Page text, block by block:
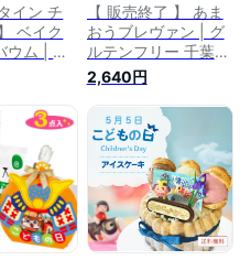
イン チ
ベイク
ウム | 米
ムクー
の日 千
100％ お
寄せスイ
クーヘン
フト 焼
ズ ベイ
プレゼン
誕生日ケ
【 販売終了 】 あま
おうブレヴァン | グ
ルテンフリー 千葉県
米粉 バウムクーヘン
高級 あまおう いち
ご バームクーヘン
スイーツ かわいい
苺 お菓子 お取り寄
せスイーツ お土産
母の日 子供の日 こ
どもの日 バレンタイ
ン ホワイトデー
2,640円